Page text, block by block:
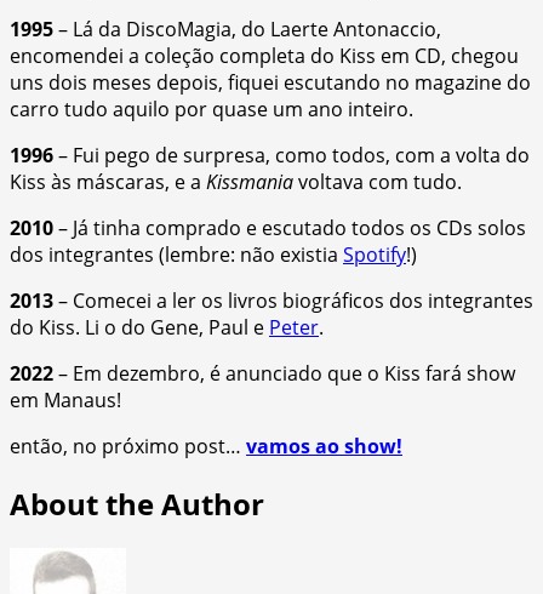
1995– Lá da DiscoMagia, do Laerte Antonaccio,
encomendei a coleção completa do Kiss em CD, chegou
uns dois meses depois, fiquei escutando no magazine do
carro tudo aquilo por quase um ano inteiro.
1996– Fui pego de surpresa, como todos, com a volta do
Kiss às máscaras, e a Kissmaniavoltava com tudo.
2010– Já tinha comprado e escutado todos os CDs solos
dos integrantes (lembre: não existia Spotify!)
2013– Comecei a ler os livros biográficos dos integrantes
do Kiss. Li o do Gene, Paul e Peter.
2022– Em dezembro, é anunciado que o Kiss fará show
em Manaus!
então, no próximo post… vamos ao show!
About the Author